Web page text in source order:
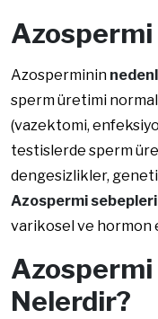
Azospermi
Azosperminin
sperm üretimi
(vazektomi,
testislerde sperm
dengesizlikler,
Azospermi sebepleri
varikosel ve hormon
Nelerdir?